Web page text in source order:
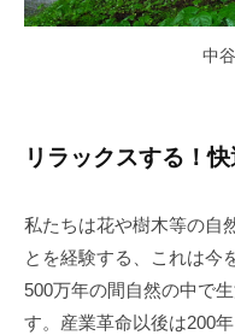
中
リラックスする！
私たちは花や樹木等の自
とを経験する、これは今
500万年の間自然の中で
す。産業革命以後は200